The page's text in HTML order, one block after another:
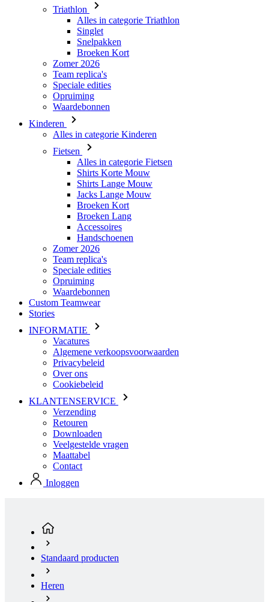
Zomer 2026
Team replica's
Speciale edities
Opruiming
Waardebonnen
Kinderen
Alles in categorie Kinderen
Fietsen
Alles in categorie Fietsen
Shirts Lange Mouw
Jacks Lange Mouw
Broeken Kort
Broeken Lang
Accessoires
Handschoenen
Zomer 2026
Team replica's
Speciale edities
Opruiming
Waardebonnen
Custom Teamwear
Stories
INFORMATIE
Vacatures
Algemene verkoopsvoorwaarden
Privacybeleid
Cookiebeleid
KLANTENSERVICE
Verzending
Retouren
Downloaden
Veelgestelde vragen
Maattabel
Contact
Inloggen
Heren
Fietsen
Jacks Lange mouw